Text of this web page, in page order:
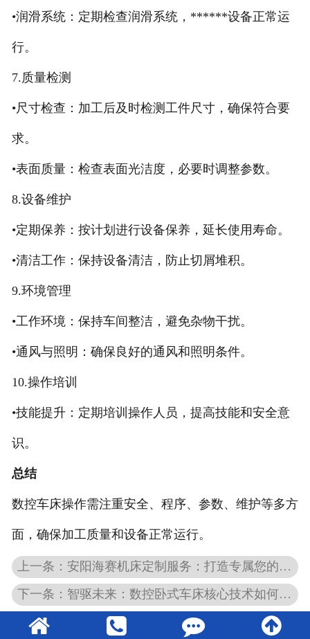
•润滑系统：定期检查润滑系统，******设备正常运
行。
7.质量检测
•尺寸检查：加工后及时检测工件尺寸，确保符合要
求。
•表面质量：检查表面光洁度，必要时调整参数。
8.设备维护
•定期保养：按计划进行设备保养，延长使用寿命。
•清洁工作：保持设备清洁，防止切屑堆积。
9.环境管理
•工作环境：保持车间整洁，避免杂物干扰。
•通风与照明：确保良好的通风和照明条件。
10.操作培训
•技能提升：定期培训操作人员，提高技能和安全意
识。
总结
数控车床操作需注重安全、程序、参数、维护等多方
面，确保加工质量和设备正常运行。
上一条：安阳海赛机床定制服务：打造专属您的精品机床
下一条：智驱未来：数控卧式车床核心技术如何重塑机械加工精度